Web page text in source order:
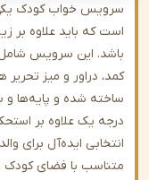
خواب کودک یکی از
باید علاوه بر زیبایی،
این سرویس شامل تخت
شده و پایه‌ها و ستون‌ها
یک علاوه بر استحکام بالا،
ایده‌آل برای والدینی
با فضای کودک اهمیت